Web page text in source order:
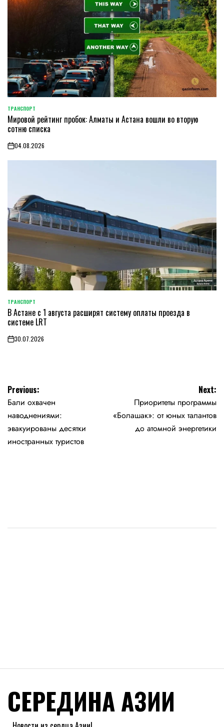
POSTED
IN
ТРАНСПОРТ
Мировой рейтинг пробок: Алматы и Астана вошли во вторую
сотню списка
on04.08.2026
POSTED
IN
ТРАНСПОРТ
В Астане с 1 августа расширят систему оплаты проезда в
системе LRT
on30.07.2026
Навигация
по
записям
Previous:
Бали охвачен
наводнениями:
эвакуированы десятки
иностранных туристов
Next:
Приоритеты программы
«Болашак»: от юных талантов
до атомной энергетики
СЕРЕДИНА АЗИИ